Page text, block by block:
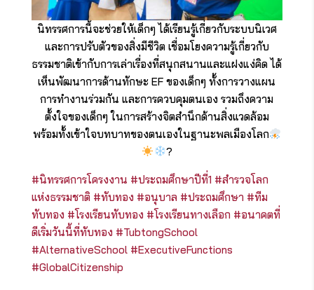
นิทรรศการนี้จะช่วยให้เด็กๆ ได้เรียนรู้เกี่ยวกับระบบนิเวศ
และการปรับตัวของสิ่งมีชีวิต เชื่อมโยงความรู้เกี่ยวกับ
ธรรมชาติเข้ากับการเล่าเรื่องที่สนุกสนานและแฝงแง่คิด ได้
เห็นพัฒนาการด้านทักษะ EF ของเด็กๆ ทั้งการวางแผน
การทำงานร่วมกัน และการควบคุมตนเอง รวมถึงความ
ตั้งใจของเด็กๆ ในการสร้างจิตสำนึกด้านสิ่งแวดล้อม
พร้อมทั้งเข้าใจบทบาทของตนเองในฐานะพลเมืองโลก
?
#นิทรรศการโครงงาน #ประถมศึกษาปีที่1 #สำรวจโลก
แห่งธรรมชาติ #ทับทอง #อนุบาล #ประถมศึกษา #ทีม
ทับทอง #โรงเรียนทับทอง #โรงเรียนทางเลือก #อนาคตที่
ดีเริ่มวันนี้ที่ทับทอง #TubtongSchool
#AlternativeSchool #ExecutiveFunctions
#GlobalCitizenship